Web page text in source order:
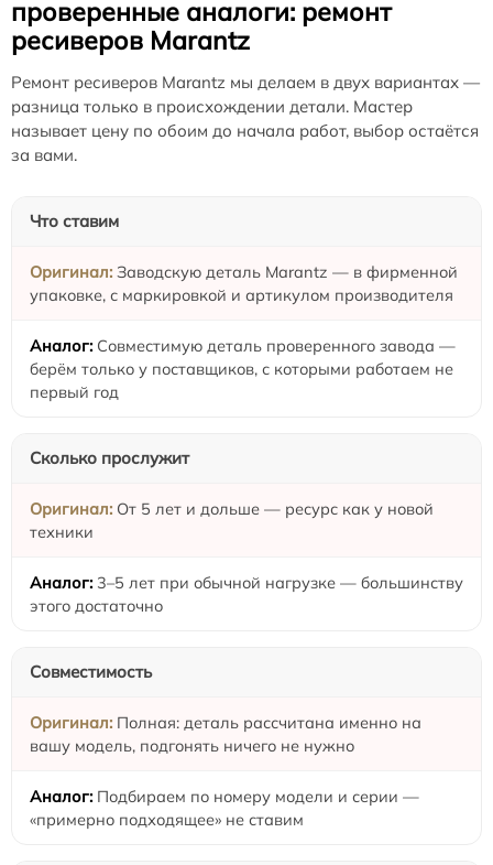
проверенные аналоги: ремонт
ресиверов Marantz
Ремонт ресиверов Marantz мы делаем в двух вариантах —
разница только в происхождении детали. Мастер
называет цену по обоим до начала работ, выбор остаётся
за вами.
Что ставим
Заводскую деталь Marantz — в фирменной
упаковке, с маркировкой и артикулом производителя
Совместимую деталь проверенного завода —
берём только у поставщиков, с которыми работаем не
первый год
Сколько прослужит
От 5 лет и дольше — ресурс как у новой
техники
3–5 лет при обычной нагрузке — большинству
этого достаточно
Совместимость
Полная: деталь рассчитана именно на
вашу модель, подгонять ничего не нужно
Подбираем по номеру модели и серии —
«примерно подходящее» не ставим